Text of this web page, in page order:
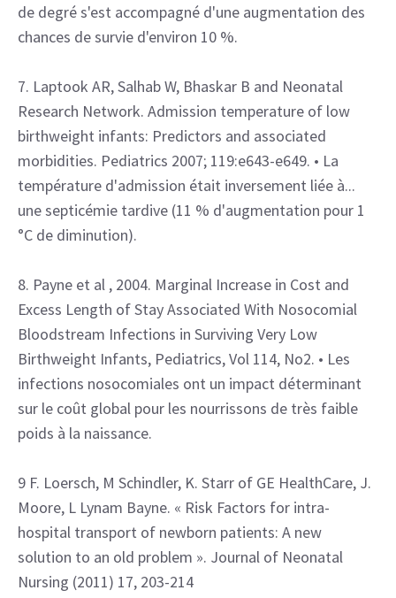
de degré s'est accompagné d'une augmentation des
chances de survie d'environ 10 %.
7. Laptook AR, Salhab W, Bhaskar B and Neonatal
Research Network. Admission temperature of low
birthweight infants: Predictors and associated
morbidities. Pediatrics 2007; 119:e643-e649. • La
température d'admission était inversement liée à...
une septicémie tardive (11 % d'augmentation pour 1
°C de diminution).
8. Payne et al , 2004. Marginal Increase in Cost and
Excess Length of Stay Associated With Nosocomial
Bloodstream Infections in Surviving Very Low
Birthweight Infants, Pediatrics, Vol 114, No2. • Les
infections nosocomiales ont un impact déterminant
sur le coût global pour les nourrissons de très faible
poids à la naissance.
9 F. Loersch, M Schindler, K. Starr of GE HealthCare, J.
Moore, L Lynam Bayne. « Risk Factors for intra-
hospital transport of newborn patients: A new
solution to an old problem ». Journal of Neonatal
Nursing (2011) 17, 203-214